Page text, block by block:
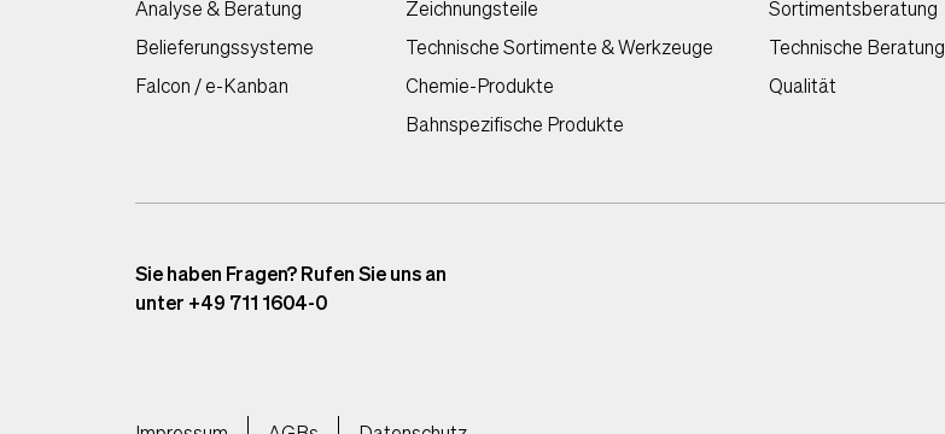
Analyse & Beratung
Belieferungssysteme
Falcon / e-Kanban
Zeichnungsteile
Technische Sortimente & Werkzeuge
Chemie-Produkte
Bahnspezifische Produkte
Sortimentsberatung
Technische Beratung
Qualität
Sie haben Fragen? Rufen Sie uns an
unter +49 711 1604-0